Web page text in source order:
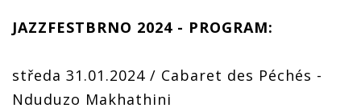
JAZZFESTBRNO 2024 - PROGRAM:
středa 31.01.2024 / Cabaret des Péchés -
Nduduzo Makhathini